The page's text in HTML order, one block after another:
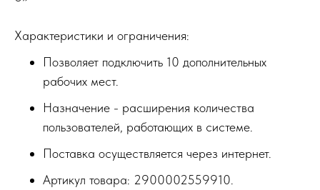
Характеристики и ограничения:
Позволяет подключить 10 дополнительных
рабочих мест.
Назначение - расширения количества
пользователей, работающих в системе.
Поставка осуществляется через интернет.
Артикул товара: 2900002559910.